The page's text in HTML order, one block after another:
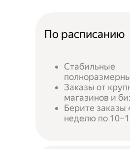
По расписанию
Стабильные
Заказы от
магазинов и
Берите заказы
неделю по